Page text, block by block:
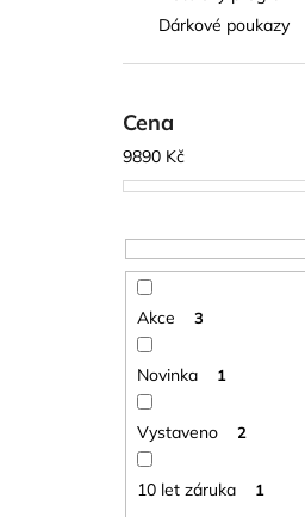
Dárkové poukazy
Cena
9890 Kč
Akce 3
Novinka 1
Vystaveno 2
10 let záruka 1